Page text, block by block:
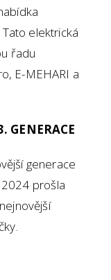
elektrická
řadu
E-MEHARI a
GENERACE
generace
prošla